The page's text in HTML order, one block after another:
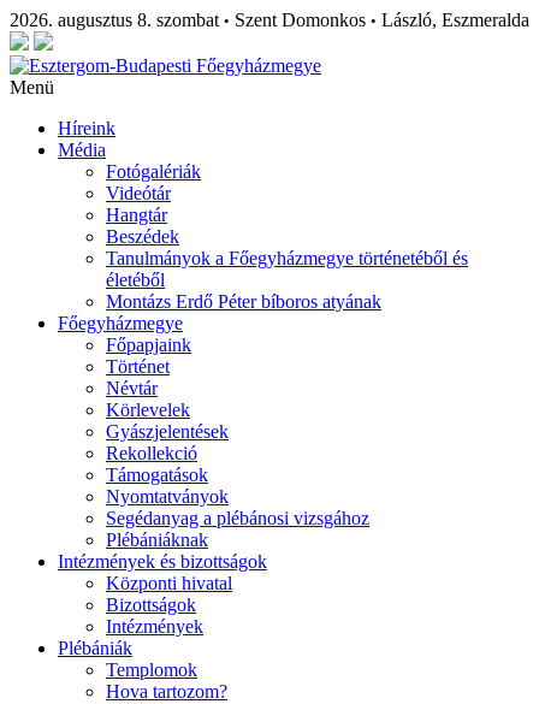
2026. augusztus 8. szombat • Szent Domonkos • László, Eszmeralda
Menü
Híreink
Média
Fotógalériák
Videótár
Hangtár
Beszédek
Tanulmányok a Főegyházmegye történetéből és
életéből
Montázs Erdő Péter bíboros atyának
Főegyházmegye
Főpapjaink
Történet
Névtár
Körlevelek
Gyászjelentések
Rekollekció
Támogatások
Nyomtatványok
Segédanyag a plébánosi vizsgához
Plébániáknak
Intézmények és bizottságok
Központi hivatal
Bizottságok
Intézmények
Plébániák
Templomok
Hova tartozom?